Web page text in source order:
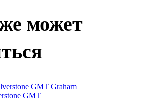
может
Graham
GMT